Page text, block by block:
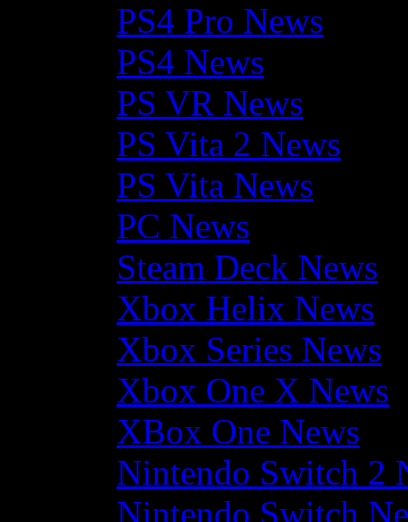
PS4 Pro News
PS4 News
PS VR News
PS Vita 2 News
PS Vita News
PC News
Steam Deck News
Xbox Helix News
Xbox Series News
Xbox One X News
XBox One News
Nintendo Switch 2
Nintendo Switch